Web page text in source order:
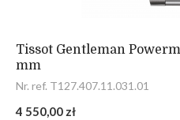
Tissot Gentleman
mm
Nr. ref. T127.407.11.031.01
4 550,00 zł